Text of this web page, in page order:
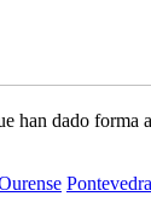
han dado forma
Pontevedra